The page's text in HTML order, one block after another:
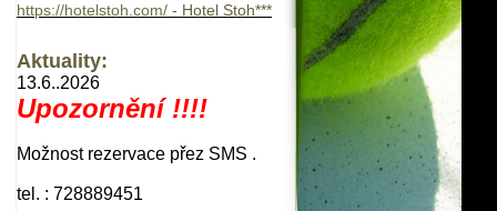
https://hotelstoh.com/ - Hotel Stoh***
Aktuality:
13.6..2026
Upozornění !!!!
Možnost rezervace přez SMS .
tel. : 728889451